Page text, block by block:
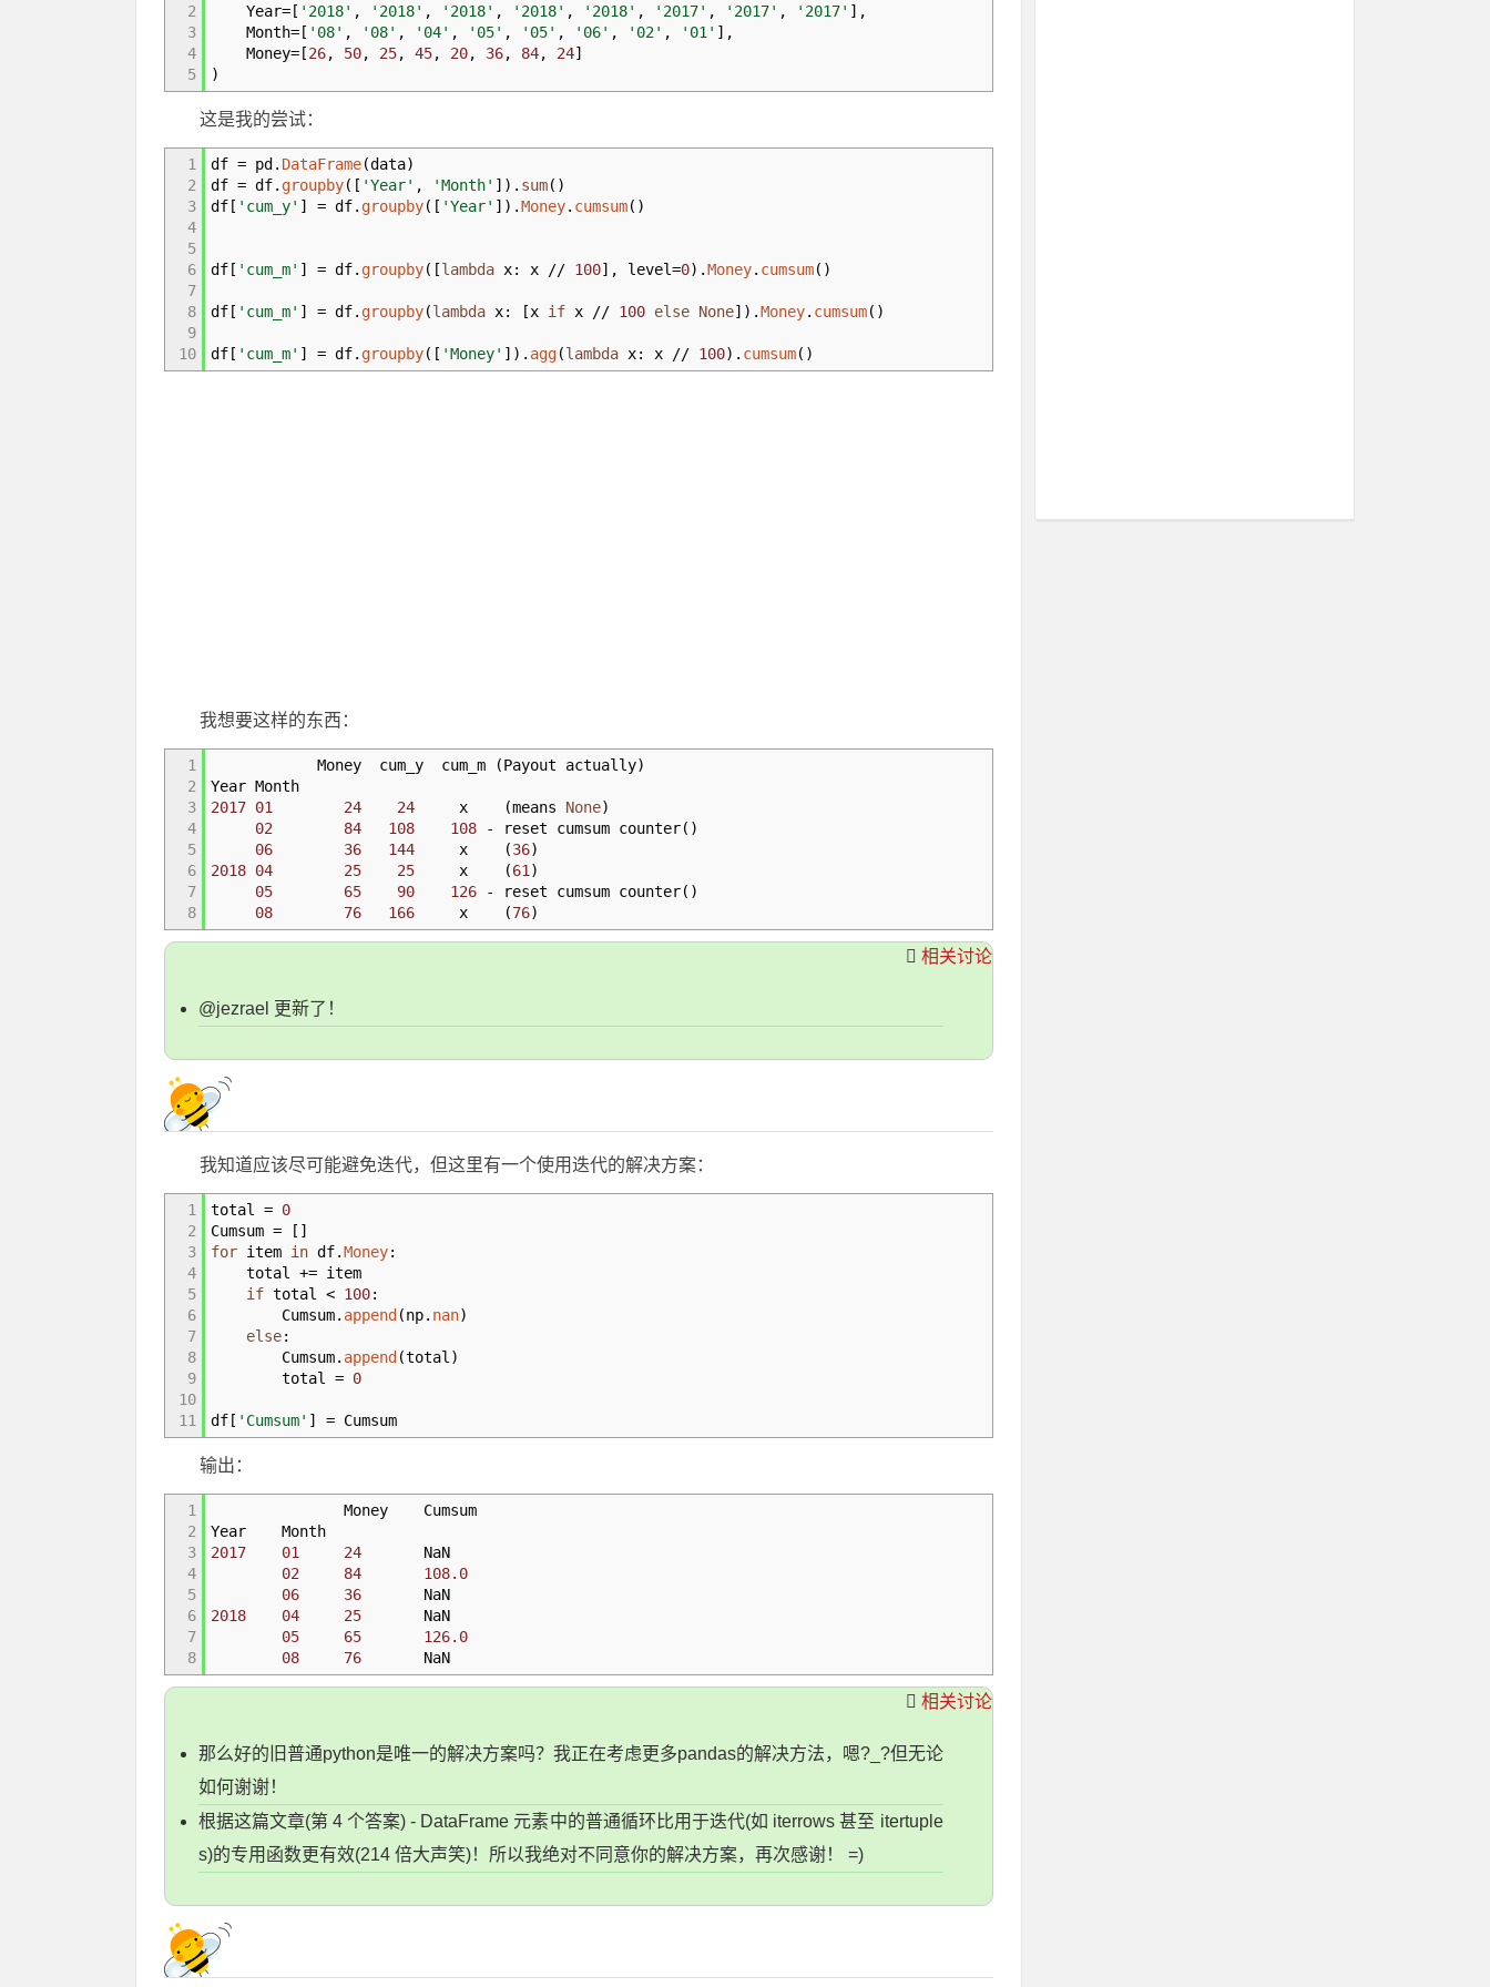
2
3
4
5
Year= [ '2018' , '2018' , '2018' , '2018' , '2018' , '2017' , '2017' , '2017' ] ,
Month= [ '08' , '08' , '04' , '05' , '05' , '06' , '02' , '01' ] ,
Money= [26, 50, 25, 45, 20, 36, 84, 24]
)
这是我的尝试：
1
2
3
4
5
6
7
8
9
10
df = pd. DataFrame(data)
df = df. groupby( [ 'Year' , 'Month' ] ) . sum( )
df [ 'cum_y' ] = df. groupby( [ 'Year' ] ) .Money. cumsum( )
df [ 'cum_m' ] = df. groupby( [lambda x: x // 100] , level=0) .Money. cumsum( )
df [ 'cum_m' ] = df. groupby(lambda x: [x if x // 100 else None] ) .Money. cumsum( )
df [ 'cum_m' ] = df. groupby( [ 'Money' ] ) . agg(lambda x: x // 100) . cumsum( )
我想要这样的东西：
1
2
3
4
5
6
7
8
Money cum_y cum_m (Payout actually)
Year Month
2017 01 24 24 x (means None)
02
84 108 108 - reset cumsum counter( )
06
36 144 x (36)
2018 04 25 25 x (61 )
05
65 90 126 - reset cumsum counter( )
08
76 166 x (76)
相关讨论
@jezrael 更新了！
我知道应该尽可能避免迭代，但这里有一个使用迭代的解决方案：
1
2
3
4
5
6
7
8
9
10
11
total = 0
Cumsum = [ ]
for item in df.Money:
total += item
if total < 100:
Cumsum. append (np. nan)
else:
Cumsum. append (total )
total = 0
df [ 'Cumsum' ] = Cumsum
输出：
1
2
3
4
5
6
7
8
Money Cumsum
Year Month
2017
01 24 NaN
02
84
108.0
06
36 NaN
2018
04 25 NaN
05
65
126.0
08
76 NaN
相关讨论
那么好的旧普通python是唯一的解决方案吗？我正在考虑更多pandas的解决方法，嗯?_?但无论
如何谢谢！
根据这篇文章(第 4 个答案) - DataFrame 元素中的普通循环比用于迭代(如 iterrows 甚至 itertuple
s)的专用函数更有效(214 倍大声笑)！所以我绝对不同意你的解决方案，再次感谢！ =)